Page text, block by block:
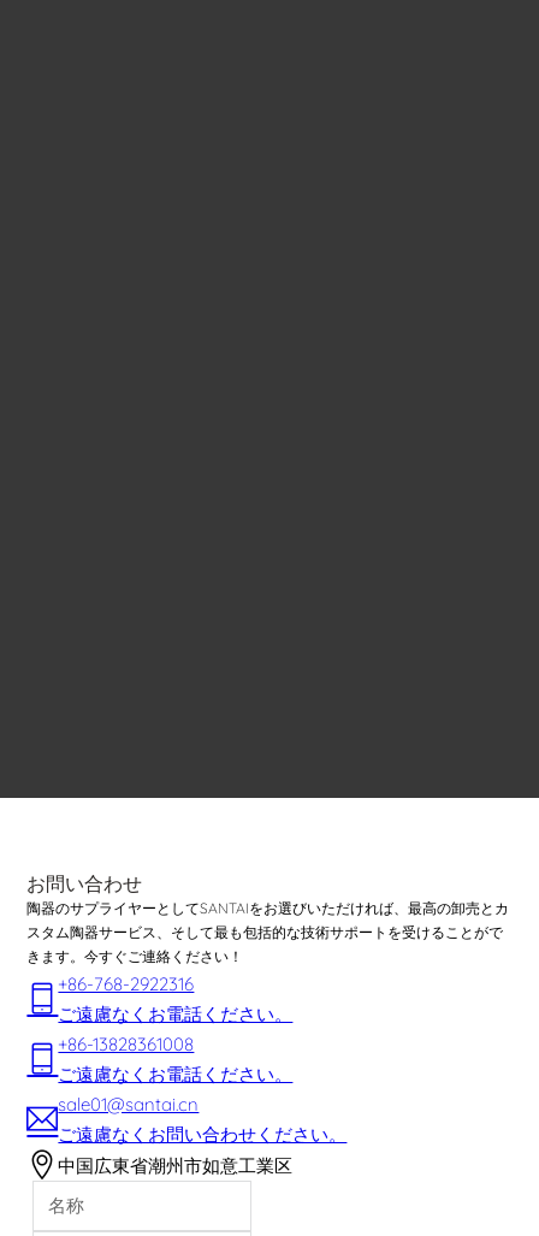
お問い合わせ
陶器のサプライヤーとしてSANTAIをお選びいただければ、最高の卸売とカ
スタム陶器サービス、そして最も包括的な技術サポートを受けることがで
きます。今すぐご連絡ください！
+86-768-2922316
ご遠慮なくお電話ください。
+86-13828361008
ご遠慮なくお電話ください。
sale01@santai.cn
ご遠慮なくお問い合わせください。
中国広東省潮州市如意工業区